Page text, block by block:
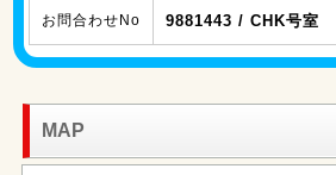
お問合わせNo 9881443 / CHK号室
MAP